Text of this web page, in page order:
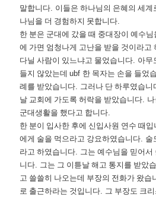
말합니다. 이들은 하나님의 은혜의 세
나님을 더 경험하지 못합니다.
한 분은 군대에 갔을 때 중대장이 예수
에 가면 엄청나게 고난을 받을 것이라고
다닐 사람이 있느냐고 물었습니다. 아무
들지 않았는데ubf 한 목자는 손을 들었
례를 받았습니다. 그러나 단 하루였습니
날 교회에 가도록 허락을 받았습니다.
군대생활을 했다고 합니다.
한 분이 입사한 후에 신입사원 연수 때입
에게 술을 먹으라고 강요하였습니다. 술
라고 하였습니다. 그는 예수님을 믿어
니다. 그는 그 이튿날 해고 통지를 받았
고 쓸쓸히 나오는데 부장의 전화가 왔습
로 출근하라는 것입니다. 그 부장도 크